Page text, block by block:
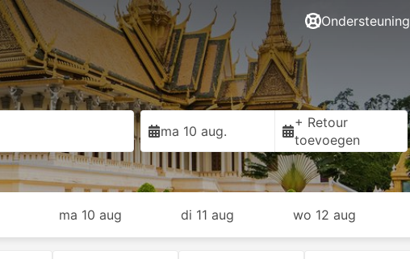
Ondersteuning
ma 10 aug.
+ Retour
toevoegen
ma 10 aug di 11 aug wo 12 aug